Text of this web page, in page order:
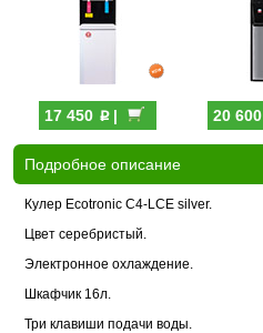
17 450 p| 20 600
Подробное описание
Кулер Ecotronic C4-LCE silver.
Цвет серебристый.
Электронное охлаждение.
Шкафчик 16л.
Три клавиши подачи воды.